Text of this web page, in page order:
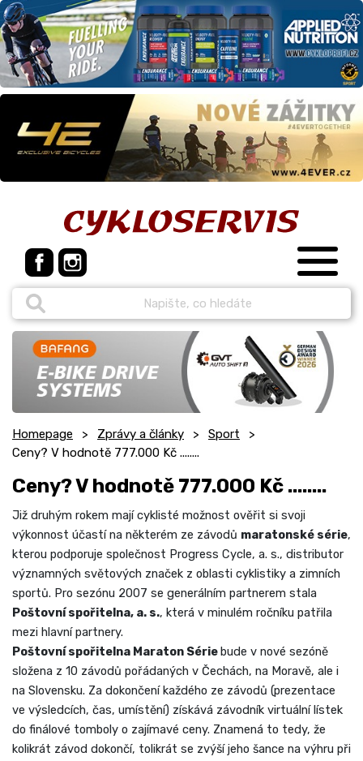
Homepage Zprávy a články
Sport
Ceny? V hodnotě 777.000 Kč ........
Ceny? V hodnotě 777.000 Kč ........
Již druhým rokem mají cyklisté možnost ověřit si svoji
výkonnost účastí na některém ze závodů maratonské série,
kterou podporuje společnost Progress Cycle, a. s., distributor
významných světových značek z oblasti cyklistiky a zimních
sportů. Pro sezónu 2007 se generálním partnerem stala
Poštovní spořitelna, a. s., která v minulém ročníku patřila
mezi hlavní partnery.
Poštovní spořitelna Maraton Sériebude v nové sezóně
složena z 10 závodů pořádaných v Čechách, na Moravě, ale i
na Slovensku. Za dokončení každého ze závodů (prezentace
ve výsledcích, čas, umístění) získává závodník virtuální lístek
do finálové tomboly o zajímavé ceny. Znamená to tedy, že
kolikrát závod dokončí, tolikrát se zvýší jeho šance na výhru při